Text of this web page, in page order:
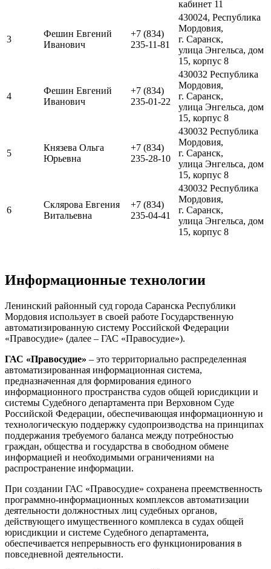
кабинет 11
3
Фешин Евгений
Иванович
+7 (834)
235-11-81
430024, Республика
Мордовия,
г. Саранск,
улица Энгельса, дом
15, корпус 8
4
Фешин Евгений
Иванович
+7 (834)
235-01-22
430032 Республика
Мордовия,
г. Саранск,
улица Энгельса, дом
15, корпус 8
5
Князева Ольга
Юрьевна
+7 (834)
235-28-10
430032 Республика
Мордовия,
г. Саранск,
улица Энгельса, дом
15, корпус 8
6
Склярова Евгения
Витальевна
+7 (834)
235-04-41
430032 Республика
Мордовия,
г. Саранск,
улица Энгельса, дом
15, корпус 8
Информационные технологии
Ленинский районный суд города Саранска Республики
Мордовия использует в своей работе Государственную
автоматизированную систему Российской Федерации
«Правосудие» (далее – ГАС «Правосудие»).
ГАС «Правосудие» – это территориально распределенная
автоматизированная информационная система,
предназначенная для формирования единого
информационного пространства судов общей юрисдикции и
системы Судебного департамента при Верховном Суде
Российской Федерации, обеспечивающая информационную и
технологическую поддержку судопроизводства на принципах
поддержания требуемого баланса между потребностью
граждан, общества и государства в свободном обмене
информацией и необходимыми ограничениями на
распространение информации.
При создании ГАС «Правосудие» сохранена преемственность
программно-информационных комплексов автоматизации
деятельности должностных лиц судебных органов,
действующего имущественного комплекса в судах общей
юрисдикции и системе Судебного департамента,
обеспечивается непрерывность его функционирования в
повседневной деятельности.